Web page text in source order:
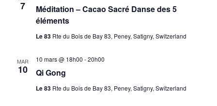
7
Méditation – Cacao Sacré Danse des 5
éléments
Le 83 Rte du Bois de Bay 83, Peney, Satigny, Switzerland
MAR
10 Qi Gong
10 mars @ 18h00 -20h00
Le 83 Rte du Bois de Bay 83, Peney, Satigny, Switzerland